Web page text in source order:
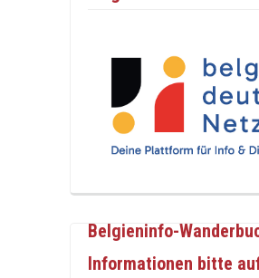
Belgieninfo-
Informationen bitte